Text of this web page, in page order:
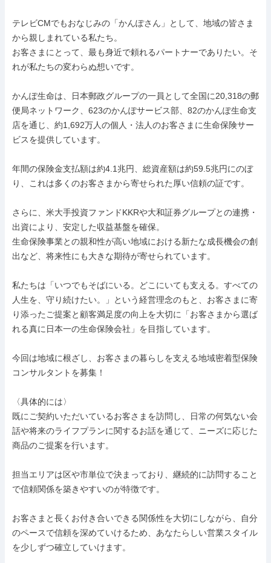
テレビCMでもおなじみの「かんぽさん」として、地域の皆さま
から親しまれている私たち。
お客さまにとって、最も身近で頼れるパートナーでありたい。そ
れが私たちの変わらぬ想いです。
かんぽ生命は、日本郵政グループの一員として全国に20,318の郵
便局ネットワーク、623のかんぽサービス部、82のかんぽ生命支
店を通じ、約1,692万人の個人・法人のお客さまに生命保険サー
ビスを提供しています。
年間の保険金支払額は約4.1兆円、総資産額は約59.5兆円にのぼ
り、これは多くのお客さまから寄せられた厚い信頼の証です。
さらに、米大手投資ファンドKKRや大和証券グループとの連携・
出資により、安定した収益基盤を確保。
生命保険事業との親和性が高い地域における新たな成長機会の創
出など、将来性にも大きな期待が寄せられています。
私たちは「いつでもそばにいる。どこにいても支える。すべての
人生を、守り続けたい。」という経営理念のもと、お客さまに寄
り添ったご提案と顧客満足度の向上を大切に「お客さまから選ば
れる真に日本一の生命保険会社」を目指しています。
今回は地域に根ざし、お客さまの暮らしを支える地域密着型保険
コンサルタントを募集！
〈具体的には〉
既にご契約いただいているお客さまを訪問し、日常の何気ない会
話や将来のライフプランに関するお話を通じて、ニーズに応じた
商品のご提案を行います。
担当エリアは区や市単位で決まっており、継続的に訪問すること
で信頼関係を築きやすいのが特徴です。
お客さまと長くお付き合いできる関係性を大切にしながら、自分
のペースで信頼を深めていけるため、あなたらしい営業スタイル
を少しずつ確立していけます。